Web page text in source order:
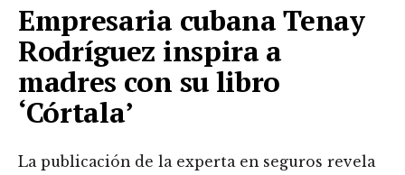
Empresaria cubana Tenay
Rodríguez inspira a
madres con su libro
‘Córtala’
La publicación de la experta en seguros revela